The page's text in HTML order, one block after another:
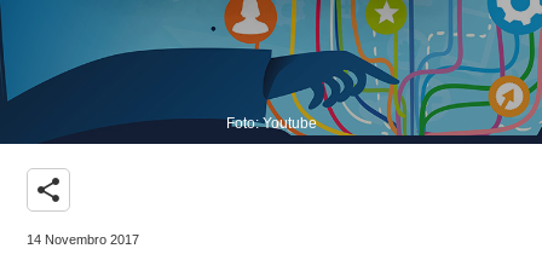
Foto: Youtube
share
14 Novembro 2017